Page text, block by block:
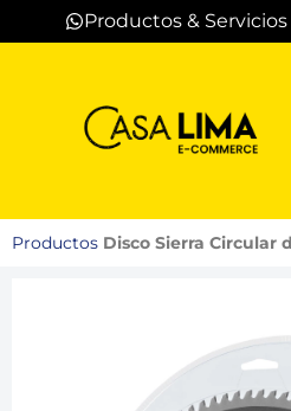
Productos &
Productos Disco Sierra Circular